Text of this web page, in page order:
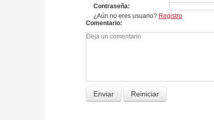
Contraseña
¿Aún no eres usuario? Registro
Comentario